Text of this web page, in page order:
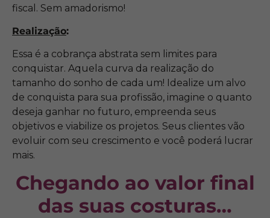
fiscal. Sem amadorismo!
Realização:
Essa é a cobrança abstrata sem limites para
conquistar. Aquela curva da realização do
tamanho do sonho de cada um! Idealize um alvo
de conquista para sua profissão, imagine o quanto
deseja ganhar no futuro, empreenda seus
objetivos e viabilize os projetos. Seus clientes vão
evoluir com seu crescimento e você poderá lucrar
mais.
Chegando ao valor final
das suas costuras…